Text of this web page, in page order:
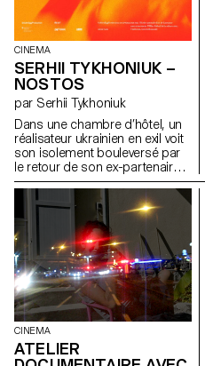
CINEMA
SERHII TYKHONIUK –
NOSTOS
par Serhii Tykhoniuk
Dans une chambre d’hôtel, un
réalisateur ukrainien en exil voit
son isolement bouleversé par
le retour de son ex-partenaire
qui est sur le point de repartir
en Ukraine au chevet de son
père.
CINEMA
ATELIER